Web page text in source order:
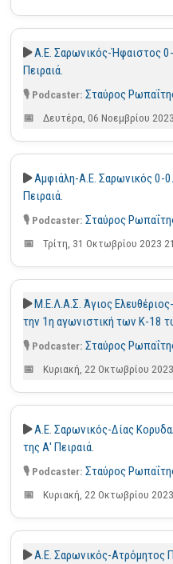
Α.Ε. Σαρωνικός-Ήφαιστος
Πειραιά.
Σταύρος
Δευτέρα, 06 Νοεμβρίου
Αμφιάλη-Α.Ε. Σαρωνικός 0-
Πειραιά.
Σταύρος
Τρίτη, 31 Οκτωβρίου 2023
Μ.Ε.Λ.Α.Σ. Άγιος
την 1η αγωνιστική των Κ-18
Σταύρος
Κυριακή, 22 Οκτωβρίου
Α.Ε. Σαρωνικός-Δίας
της Α' Πειραιά.
Σταύρος
Κυριακή, 22 Οκτωβρίου
Α.Ε. Σαρωνικός-Ατρόμητος